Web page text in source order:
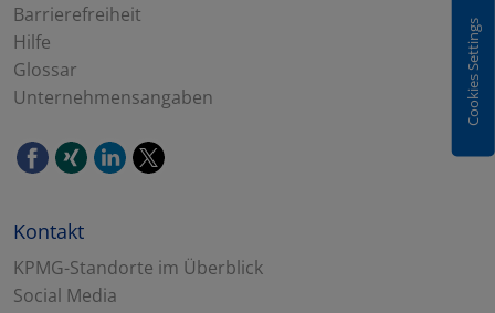
Cookies Settings
Barrierefreiheit
Hilfe
Glossar
Unternehmensangaben
Kontakt
KPMG-Standorte im Überblick
Social Media